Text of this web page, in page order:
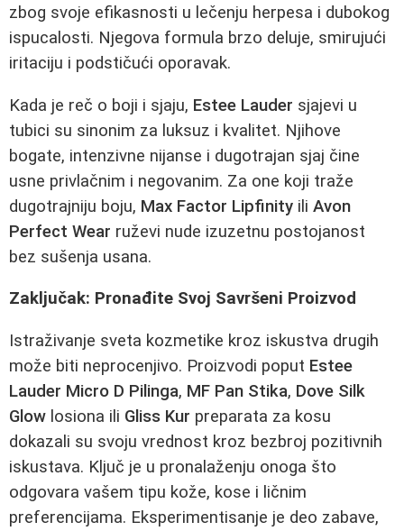
zbog svoje efikasnosti u lečenju herpesa i dubokog
ispucalosti. Njegova formula brzo deluje, smirujući
iritaciju i podstičući oporavak.
Kada je reč o boji i sjaju, Estee Lauder sjajevi u
tubici su sinonim za luksuz i kvalitet. Njihove
bogate, intenzivne nijanse i dugotrajan sjaj čine
usne privlačnim i negovanim. Za one koji traže
dugotrajniju boju, Max Factor Lipfinity ili Avon
Perfect Wear ruževi nude izuzetnu postojanost
bez sušenja usana.
Zaključak: Pronađite Svoj Savršeni Proizvod
Istraživanje sveta kozmetike kroz iskustva drugih
može biti neprocenjivo. Proizvodi poput Estee
Lauder Micro D Pilinga, MF Pan Stika, Dove Silk
Glow losiona ili Gliss Kur preparata za kosu
dokazali su svoju vrednost kroz bezbroj pozitivnih
iskustava. Ključ je u pronalaženju onoga što
odgovara vašem tipu kože, kose i ličnim
preferencijama. Eksperimentisanje je deo zabave,